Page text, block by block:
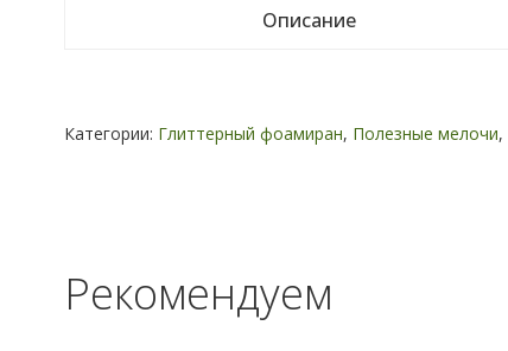
Описание
Категории: Глиттерный фоамиран, Полезные мелочи,
Рекомендуем